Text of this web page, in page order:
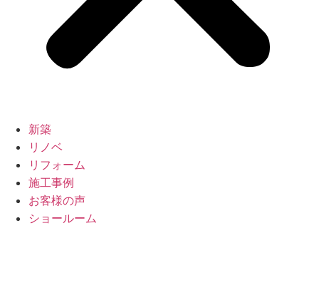
新築
リノベ
リフォーム
施工事例
お客様の声
ショールーム